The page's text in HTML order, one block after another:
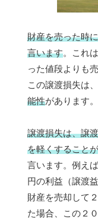
財産を売った時
言います。これ
った値段よりも
この譲渡損失は
能性があります。
譲渡損失は、譲
を軽くすること
言います。例え
円の利益（譲渡
財産を売却して
た場合、この２